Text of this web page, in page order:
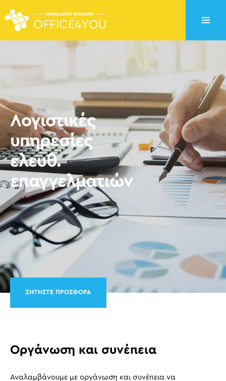
Λογιστικές
υπηρεσίες
ελευθ.
επαγγελματιών
ΖΗΤΗΣΤΕ ΠΡΟΣΦΟΡΑ
Οργάνωση και συνέπεια
Αναλαμβάνουμε με οργάνωση και συνέπεια να